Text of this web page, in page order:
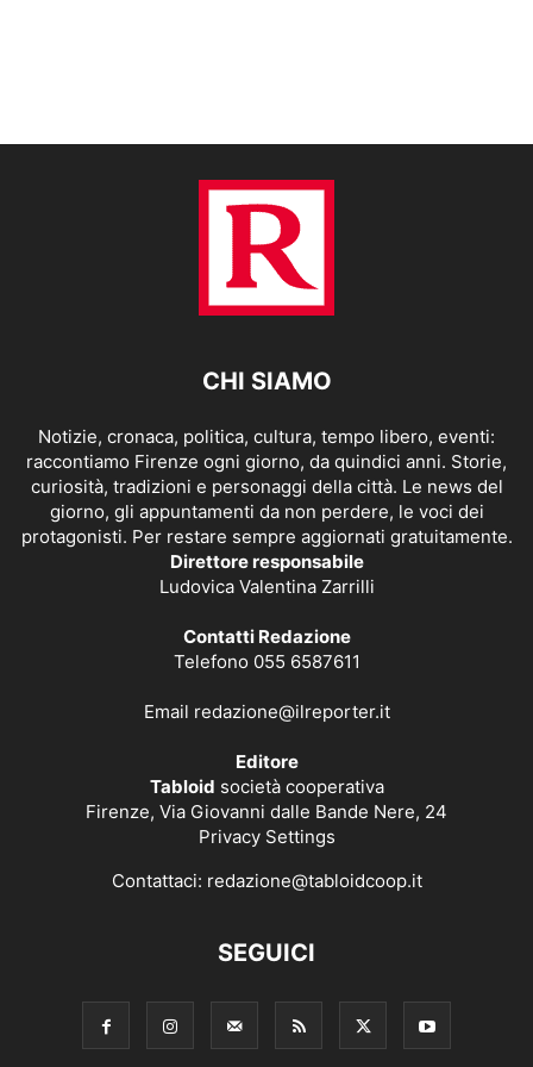
CHI SIAMO
Notizie, cronaca, politica, cultura, tempo libero, eventi:
raccontiamo Firenze ogni giorno, da quindici anni. Storie,
curiosità, tradizioni e personaggi della città. Le news del
giorno, gli appuntamenti da non perdere, le voci dei
protagonisti. Per restare sempre aggiornati gratuitamente.
Direttore responsabile
Ludovica Valentina Zarrilli
Contatti Redazione
Telefono 055 6587611
Email redazione@ilreporter.it
Editore
Tabloid società cooperativa
Firenze, Via Giovanni dalle Bande Nere, 24
Privacy Settings
Contattaci: redazione@tabloidcoop.it
SEGUICI